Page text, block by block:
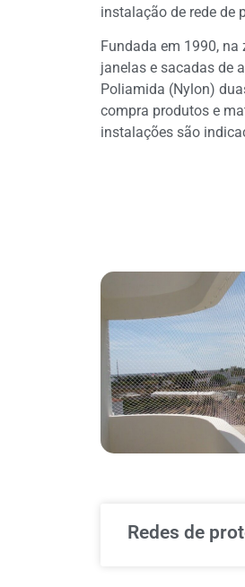
instalação de rede de
Fundada em 1990,
janelas e sacadas de
Poliamida (Nylon)
compra produtos e
instalações são
Redes de